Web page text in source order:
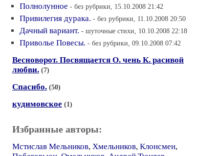
Полнолунное - без рубрики, 15.10.2008 21:42
Привилегия дурака. - без рубрики, 11.10.2008 20:50
Дачный вариант. - шуточные стихи, 10.10.2008 22:18
Приволье Повесы. - без рубрики, 09.10.2008 07:42
Весноворот. Посвящается О. чень К. расивой
любви. (7)
Спасибо. (50)
кудимовское (1)
Избранные авторы:
Мстислав Мельников, Хмельников, Клонсмен,